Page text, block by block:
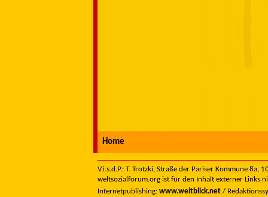
Home
V.i.s.d.P.: T. Trotzki, Straße der Pariser Kommune
weltsozialforum.org ist für den Inhalt externer Links
Internetpublishing: www.weitblick.net /